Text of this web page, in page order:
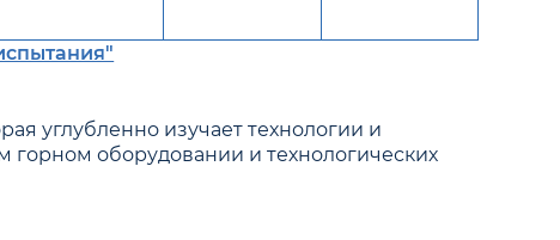
углубленно изучает технологии и
горном оборудовании и технологических